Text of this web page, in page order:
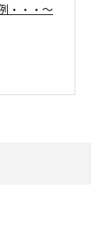
・・・〜